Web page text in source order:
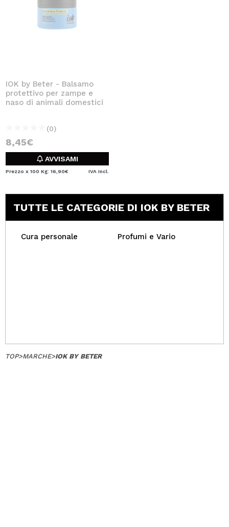
IOK by Beter - Balsamo
protettivo per zampe e
naso di animali domestici
(0)
8,45€
AVVISAMI
Prezzo x 100 Kg: 16,90€ IVA Incl.
TUTTE LE CATEGORIE DI IOK BY BETER
Cura personale Profumi e Vario
TOP>MARCHE>IOK BY BETER